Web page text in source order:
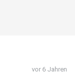
vor 6 Jahren